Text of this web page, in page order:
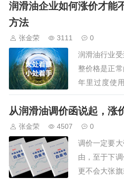
净利润是1块
润滑油企业如何涨价才能
方法
张金荣 3111 0
润滑油行业
整价格是正
年里过度使
具，失去了
油企业除了
做，价格硬
道学院认为
为，必须要
就是不能直
从润滑油调价函说起，涨
张金荣 4507 0
调价一定要
由，至于下
更不会大张